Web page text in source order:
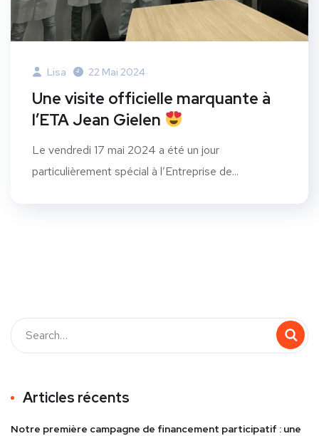
Lisa 22 Mai 2024
Une visite officielle marquante à
l’ETA Jean Gielen
Le vendredi 17 mai 2024 a été un jour
particulièrement spécial à l’Entreprise de...
Articles récents
Notre première campagne de financement participatif : une